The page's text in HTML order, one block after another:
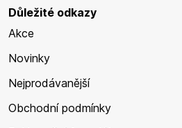
Důležité odkazy
Akce
Novinky
Nejprodávanější
Obchodní podmínky